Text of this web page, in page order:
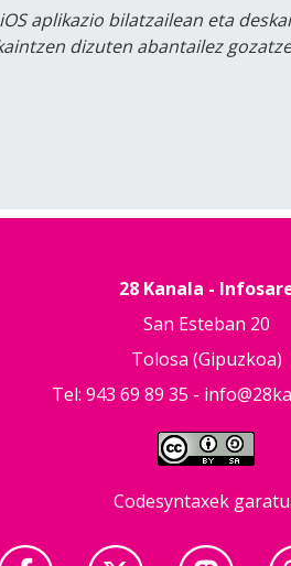
aplikazio bilatzailean eta
dizuten abantailez
28 Kanala -
San Esteban 20
Tolosa (Gipuzkoa)
Tel: 943 69 89 35 -
Codesyntaxek